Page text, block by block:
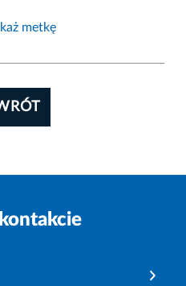
metkę